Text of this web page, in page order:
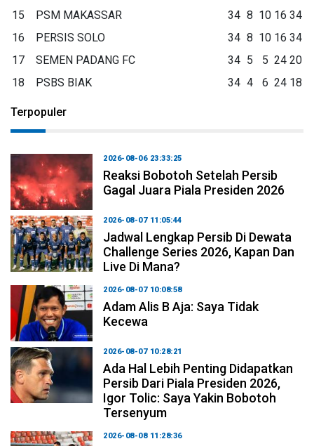
15
PSM MAKASSAR 34 8 10 16 34
16
PERSIS SOLO 34 8 10 16 34
17
SEMEN PADANG FC 34 5 5 24 20
18
PSBS BIAK 34 4 6 24 18
Terpopuler
2026-08-06 23:33:25
Reaksi Bobotoh Setelah Persib
Gagal Juara Piala Presiden 2026
2026-08-07 11:05:44
Jadwal Lengkap Persib Di Dewata
Challenge Series 2026, Kapan Dan
Live Di Mana?
2026-08-07 10:08:58
Adam Alis B Aja: Saya Tidak
Kecewa
2026-08-07 10:28:21
Ada Hal Lebih Penting Didapatkan
Persib Dari Piala Presiden 2026,
Igor Tolic: Saya Yakin Bobotoh
Tersenyum
2026-08-08 11:28:36